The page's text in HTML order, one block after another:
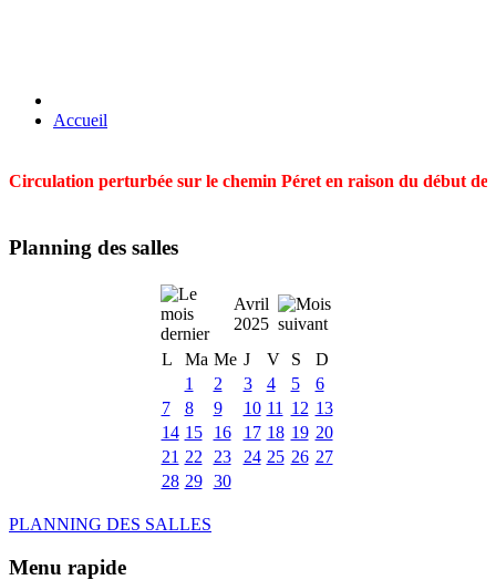
Accueil
Circulation perturbée sur le chemin Péret en raison du début
Planning des salles
Avril
2025
L
Ma Me J V S
D
1
2 3 4 5
6
7
8 9 10 11 12 13
14 15 16 17 18 19 20
21 22 23 24 25 26 27
28 29 30
PLANNING DES SALLES
Menu rapide